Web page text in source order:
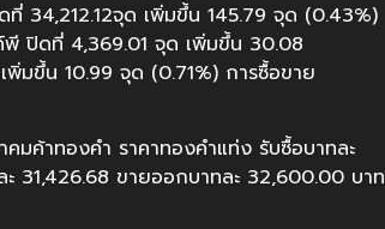
34,212.12จุด เพิ่มขึ้น 145.79 จุด (0.43%)
พี ปิดที่ 4,369.01 จุด เพิ่มขึ้น 30.08
มขึ้น 10.99 จุด (0.71%) การซื้อขาย
มค้าทองคำ ราคาทองคำแท่ง รับซื้อบาทละ
ขายออกบาทละ 32,600.00 บาท